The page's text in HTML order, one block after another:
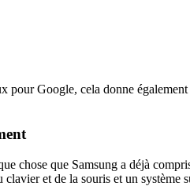
pour Google, cela donne
chose que Samsung a déjà
et de la souris et un